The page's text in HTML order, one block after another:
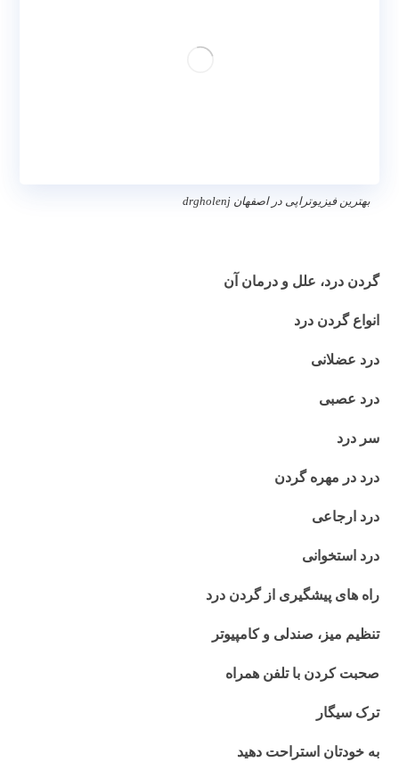
بهترین فیزیوتراپی در اصفهان drgholenj
گردن درد، علل و درمان آن
انواع گردن درد
درد عضلانی
درد عصبی
سر درد
درد در مهره گردن
درد ارجاعی
درد استخوانی
راه های پیشگیری از گردن درد
تنظیم میز، صندلی و کامپیوتر
صحبت کردن با تلفن همراه
ترک سیگار
به خودتان استراحت دهید